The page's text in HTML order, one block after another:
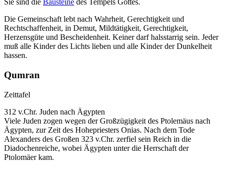
Sie sind die Bausteine des Tempels Gottes.
Die Gemeinschaft lebt nach Wahrheit, Gerechtigkeit und
Rechtschaffenheit, in Demut, Mildtätigkeit, Gerechtigkeit,
Herzensgüte und Bescheidenheit. Keiner darf halsstarrig sein. Jeder
muß alle Kinder des Lichts lieben und alle Kinder der Dunkelheit
hassen.
Qumran
Zeittafel
312 v.Chr. Juden nach Ägypten
Viele Juden zogen wegen der Großzügigkeit des Ptolemäus nach
Ägypten, zur Zeit des Hohepriesters Onias. Nach dem Tode
Alexanders des Großen 323 v.Chr. zerfiel sein Reich in die
Diadochenreiche, wobei Ägypten unter die Herrschaft der
Ptolomäer kam.